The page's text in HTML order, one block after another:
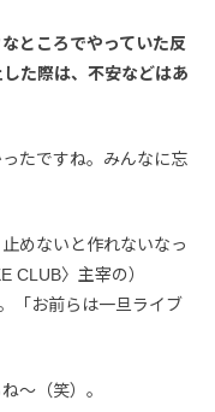
ところでやっていた反
た際は、不安などはあ
たですね。みんなに忘
めないと作れないなっ
CLUB〉主宰の）
「お前らは一旦ライブ
〜（笑）。